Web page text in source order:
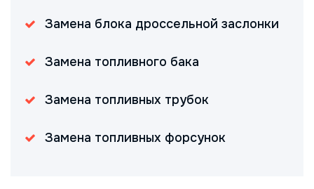
Замена блока дроссельной заслонки
Замена топливного бака
Замена топливных трубок
Замена топливных форсунок